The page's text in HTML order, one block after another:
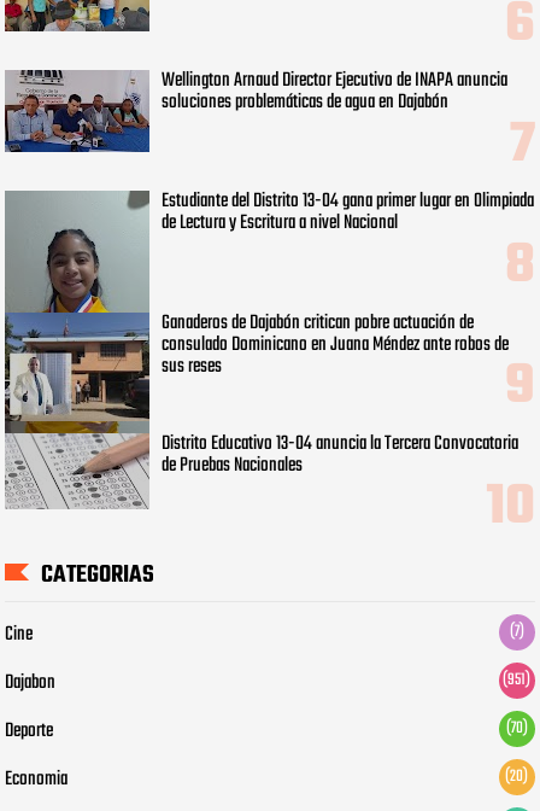
Wellington Arnaud Director Ejecutivo de INAPA anuncia
soluciones problemáticas de agua en Dajabón
Estudiante del Distrito 13-04 gana primer lugar en Olimpiada
de Lectura y Escritura a nivel Nacional
Ganaderos de Dajabón critican pobre actuación de
consulado Dominicano en Juana Méndez ante robos de
sus reses
Distrito Educativo 13-04 anuncia la Tercera Convocatoria
de Pruebas Nacionales
CATEGORIAS
Cine (7)
Dajabon (951)
Deporte (70)
Economia (20)